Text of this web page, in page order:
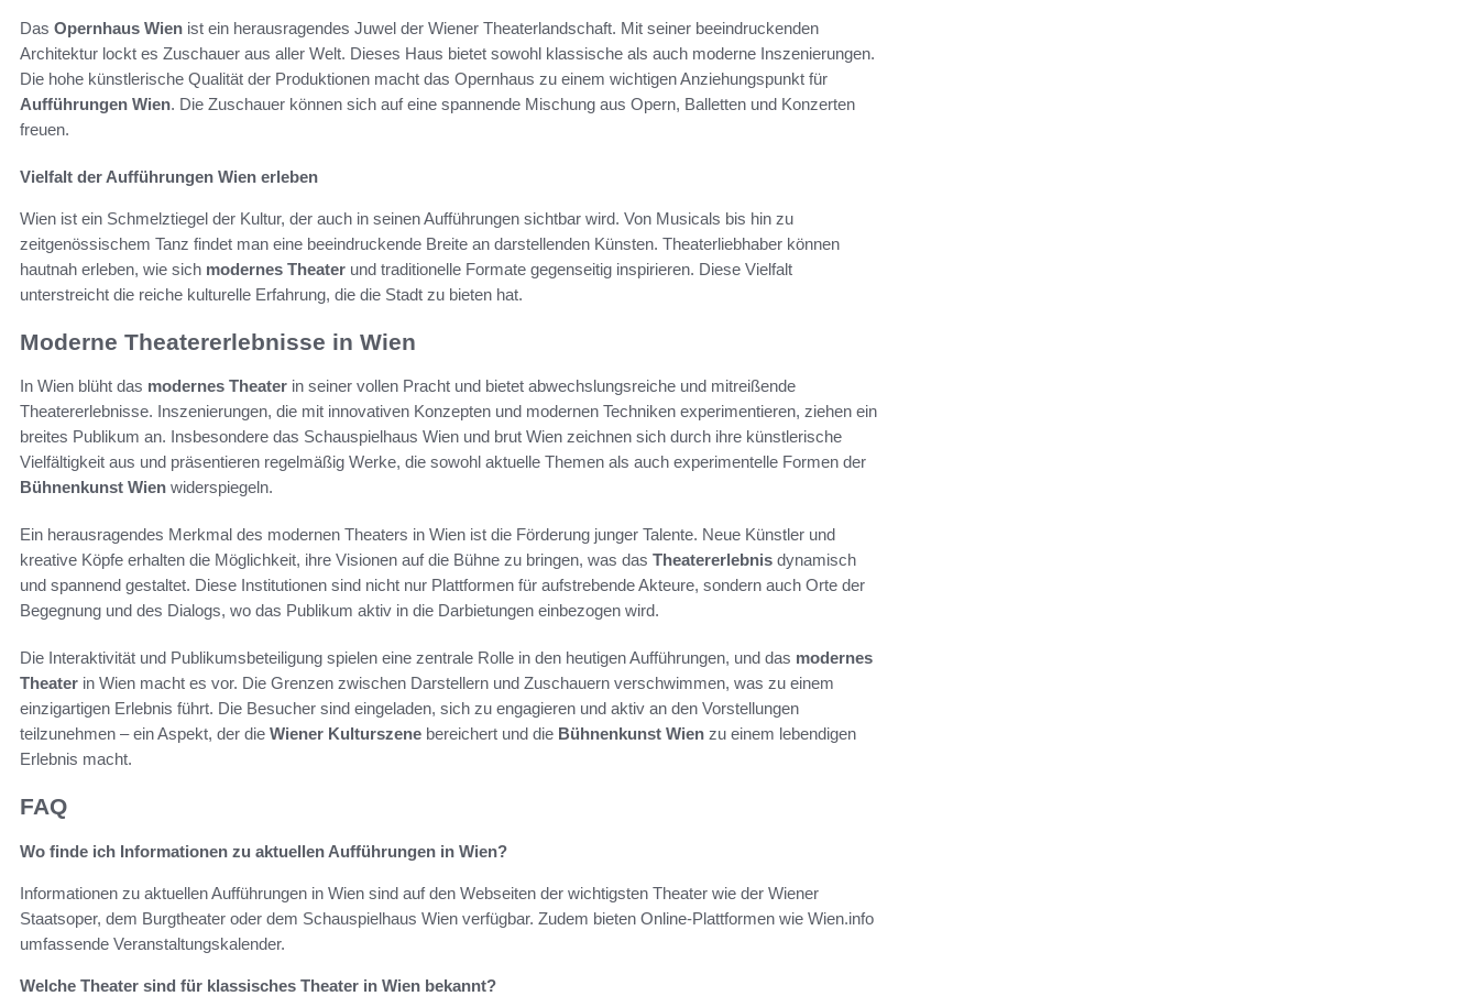
Das Opernhaus Wien ist ein herausragendes Juwel der Wiener Theaterlandschaft. Mit seiner beeindruckenden
Architektur lockt es Zuschauer aus aller Welt. Dieses Haus bietet sowohl klassische als auch moderne Inszenierungen.
Die hohe künstlerische Qualität der Produktionen macht das Opernhaus zu einem wichtigen Anziehungspunkt für
Aufführungen Wien. Die Zuschauer können sich auf eine spannende Mischung aus Opern, Balletten und Konzerten
freuen.
Vielfalt der Aufführungen Wien erleben
Wien ist ein Schmelztiegel der Kultur, der auch in seinen Aufführungen sichtbar wird. Von Musicals bis hin zu
zeitgenössischem Tanz findet man eine beeindruckende Breite an darstellenden Künsten. Theaterliebhaber können
hautnah erleben, wie sich modernes Theater und traditionelle Formate gegenseitig inspirieren. Diese Vielfalt
unterstreicht die reiche kulturelle Erfahrung, die die Stadt zu bieten hat.
Moderne Theatererlebnisse in Wien
In Wien blüht das modernes Theater in seiner vollen Pracht und bietet abwechslungsreiche und mitreißende
Theatererlebnisse. Inszenierungen, die mit innovativen Konzepten und modernen Techniken experimentieren, ziehen ein
breites Publikum an. Insbesondere das Schauspielhaus Wien und brut Wien zeichnen sich durch ihre künstlerische
Vielfältigkeit aus und präsentieren regelmäßig Werke, die sowohl aktuelle Themen als auch experimentelle Formen der
Bühnenkunst Wien widerspiegeln.
Ein herausragendes Merkmal des modernen Theaters in Wien ist die Förderung junger Talente. Neue Künstler und
kreative Köpfe erhalten die Möglichkeit, ihre Visionen auf die Bühne zu bringen, was das Theatererlebnis dynamisch
und spannend gestaltet. Diese Institutionen sind nicht nur Plattformen für aufstrebende Akteure, sondern auch Orte der
Begegnung und des Dialogs, wo das Publikum aktiv in die Darbietungen einbezogen wird.
Die Interaktivität und Publikumsbeteiligung spielen eine zentrale Rolle in den heutigen Aufführungen, und das modernes
Theater in Wien macht es vor. Die Grenzen zwischen Darstellern und Zuschauern verschwimmen, was zu einem
einzigartigen Erlebnis führt. Die Besucher sind eingeladen, sich zu engagieren und aktiv an den Vorstellungen
teilzunehmen – ein Aspekt, der die Wiener Kulturszene bereichert und die Bühnenkunst Wien zu einem lebendigen
Erlebnis macht.
FAQ
Wo finde ich Informationen zu aktuellen Aufführungen in Wien?
Informationen zu aktuellen Aufführungen in Wien sind auf den Webseiten der wichtigsten Theater wie der Wiener
Staatsoper, dem Burgtheater oder dem Schauspielhaus Wien verfügbar. Zudem bieten Online-Plattformen wie Wien.info
umfassende Veranstaltungskalender.
Welche Theater sind für klassisches Theater in Wien bekannt?